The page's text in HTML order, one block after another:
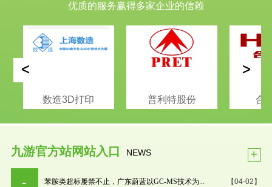
优质的服务赢得多家企业的信赖
数造3D打印 普利特股份 合
< >
九游官方站网站入口 NEWS +
【04-02】
苯胺类超标屡禁不止，广东蔚蓝以GC-MS技术为...